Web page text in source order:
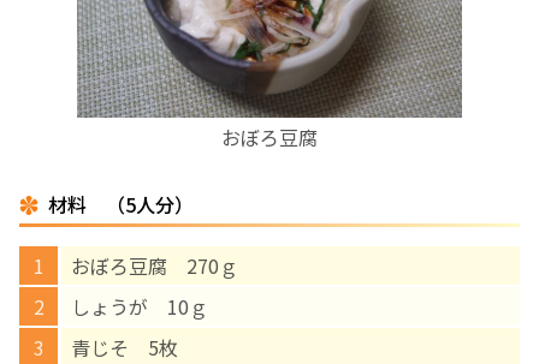
おぼろ豆腐
材料 （5人分）
おぼろ豆腐 270ｇ
しょうが 10ｇ
青じそ 5枚
親と子の結びつき支援
母乳育児
その他の診療内容
‘さんルーム’ でさまざまな講座・クラス